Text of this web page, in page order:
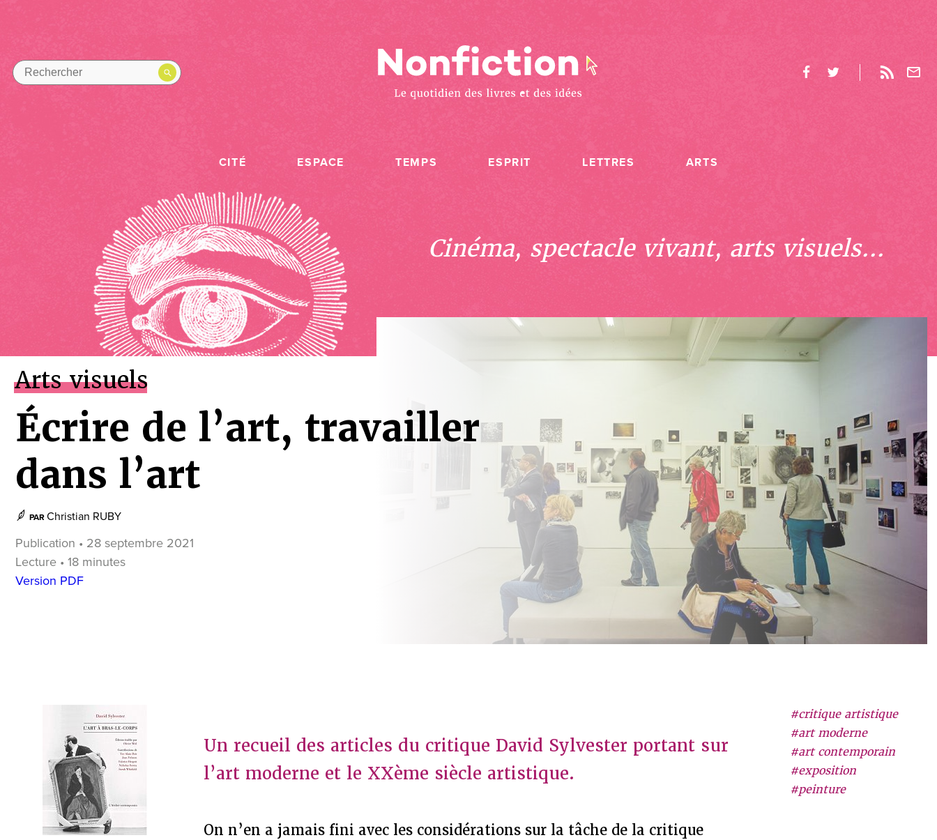
CITÉ ESPACE TEMPS ESPRIT LETTRES ARTS
Cinéma, spectacle vivant, arts visuels...
Arts visuels
Écrire de l’art, travailler
dans l’art
PAR Christian RUBY
Publication • 28 septembre 2021
Lecture • 18 minutes
Version PDF
#critique artistique
#art moderne
#art contemporain
#exposition
#peinture
Un recueil des articles du critique David Sylvester portant sur
l’art moderne et le XXème siècle artistique.
On n’en a jamais fini avec les considérations sur la tâche de la critique